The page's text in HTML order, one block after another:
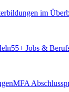
im
55+ Jobs &
MFA